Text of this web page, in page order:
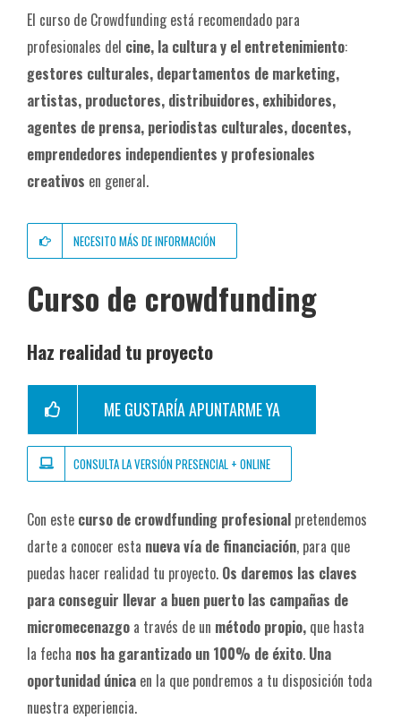
El curso de Crowdfunding está recomendado para
profesionales del cine, la cultura y el entretenimiento:
gestores culturales, departamentos de marketing,
artistas, productores, distribuidores, exhibidores,
agentes de prensa, periodistas culturales, docentes,
emprendedores independientes y profesionales
creativos en general.
NECESITO MÁS DE INFORMACIÓN
Curso de crowdfunding
Haz realidad tu proyecto
ME GUSTARÍA APUNTARME YA
CONSULTA LA VERSIÓN PRESENCIAL + ONLINE
Con este curso de crowdfunding profesional pretendemos
darte a conocer esta nueva vía de financiación, para que
puedas hacer realidad tu proyecto. Os daremos las claves
para conseguir llevar a buen puerto las campañas de
micromecenazgo a través de un método propio, que hasta
la fecha nos ha garantizado un 100% de éxito. Una
oportunidad única en la que pondremos a tu disposición toda
nuestra experiencia.